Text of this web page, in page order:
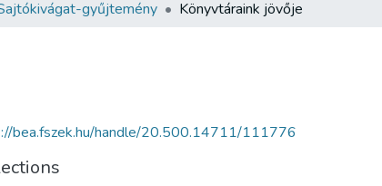
gyűjtemény Könyvtáraink jövője
bea.fszek.hu/handle/20.500.14711/111776